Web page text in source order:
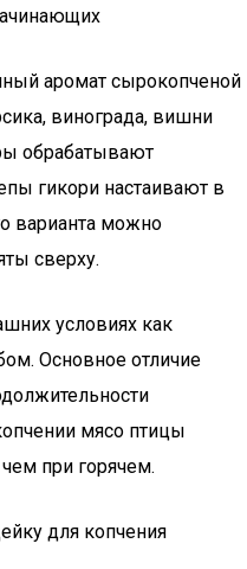
аромат сырокопченой
винограда, вишни
обрабатывают
гикори настаивают в
варианта можно
сверху.
условиях как
Основное отличие
мясо птицы
при горячем.
для копчения